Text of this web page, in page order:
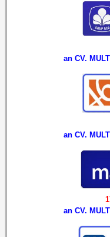
an CV.
an CV.
an CV.